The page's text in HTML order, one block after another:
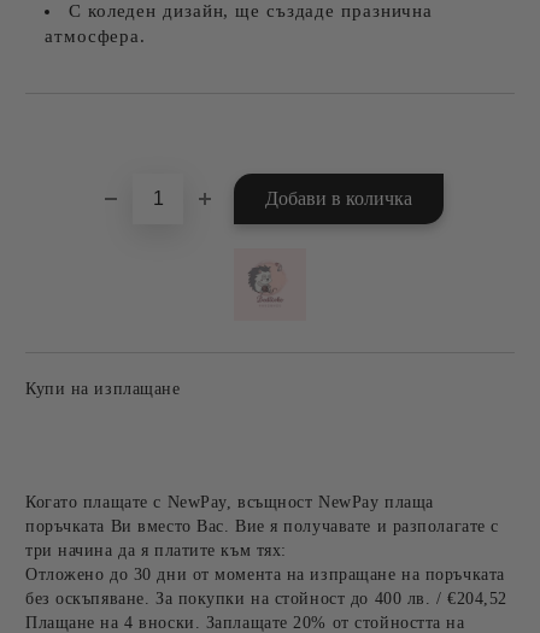
С коледен дизайн, ще създаде празнична
атмосфера.
Купи на изплащане
Когато плащате с NewPay, всъщност NewPay плаща
поръчката Ви вместо Вас. Вие я получавате и разполагате с
три начина да я платите към тях:
Отложено до 30 дни от момента на изпращане на поръчката
без оскъпяване. За покупки на стойност до 400 лв. / €204,52
Плащане на 4 вноски. Заплащате 20% от стойността на